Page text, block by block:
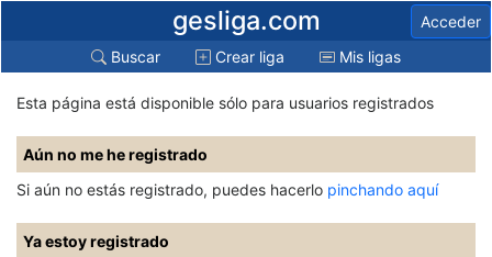
gesliga.com
Acceder
Buscar
Crear liga Mis ligas
Esta página está disponible sólo para usuarios registrados
Aún no me he registrado
Si aún no estás registrado, puedes hacerlo pinchando aquí
Ya estoy registrado